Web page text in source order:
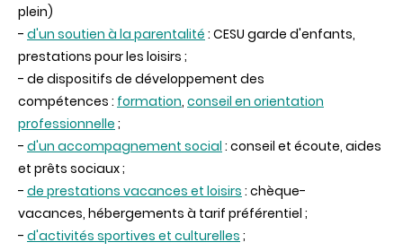
plein)
- d'un soutien à la parentalité : CESU garde d'enfants,
prestations pour les loisirs ;
- de dispositifs de développement des
compétences : formation, conseil en orientation
professionnelle ;
- d'un accompagnement social : conseil et écoute, aides
et prêts sociaux ;
- de prestations vacances et loisirs : chèque-
vacances, hébergements à tarif préférentiel ;
- d'activités sportives et culturelles ;